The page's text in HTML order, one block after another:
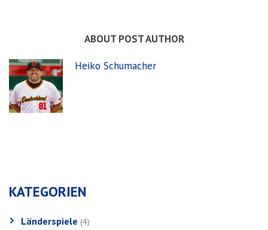
ABOUT POST AUTHOR
Heiko Schumacher
KATEGORIEN
Länderspiele (4)